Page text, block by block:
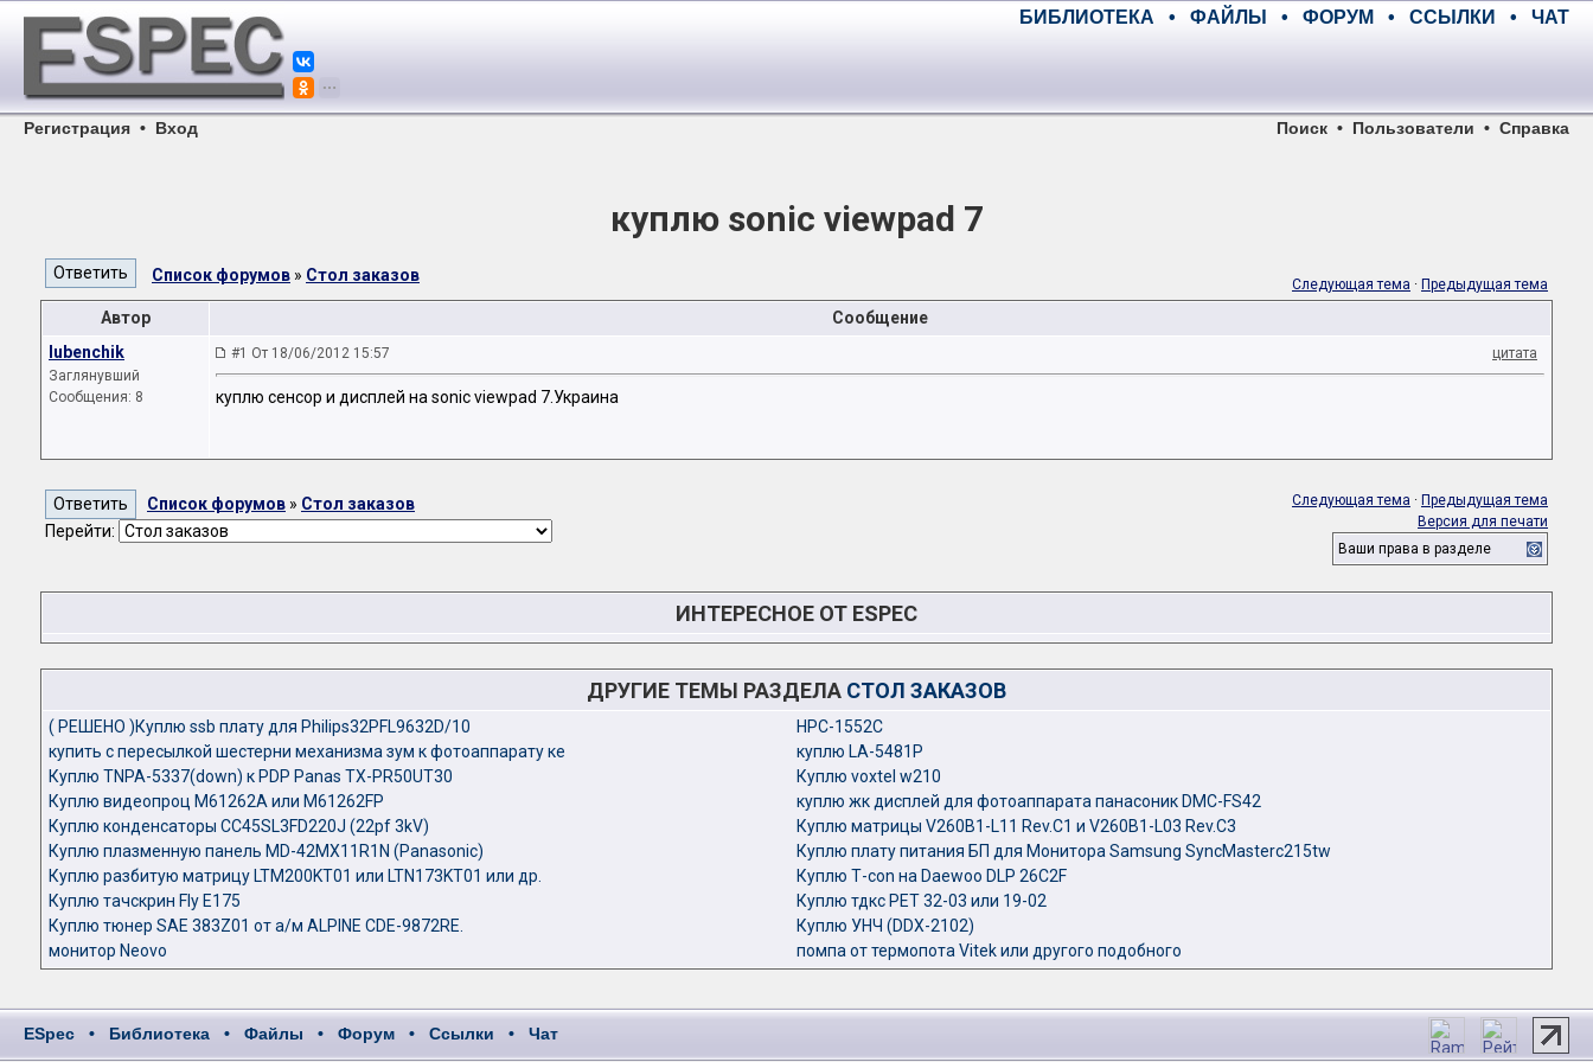
БИБЛИОТЕКА • ФАЙЛЫ • ФОРУМ • ССЫЛКИ • ЧАТ
Регистрация • Вход Поиск • Пользователи • Справка
куплю sonic viewpad 7
Список форумов » Стол заказов Следующая тема · Предыдущая тема
Автор
Сообщение
lubenchik
Заглянувший
Сообщения: 8
#1 От 18/06/2012 15:57 цитата
куплю сенсор и дисплей на sonic viewpad 7.Украина
Список форумов » Стол заказов
Перейти:
Следующая тема · Предыдущая тема
Версия для печати
Ваши права в разделе
ИНТЕРЕСНОЕ ОТ ESPEC
ДРУГИЕ ТЕМЫ РАЗДЕЛА СТОЛ ЗАКАЗОВ
( РЕШЕНО )Куплю ssb плату для Philips32PFL9632D/10
HPC-1552C
купить с пересылкой шестерни механизма зум к фотоаппарату ке
куплю LA-5481P
Куплю TNPA-5337(down) к PDP Panas TX-PR50UT30
Куплю voxtel w210
Куплю видеопроц M61262A или M61262FP
куплю жк дисплей для фотоаппарата панасоник DMC-FS42
Куплю конденсаторы CC45SL3FD220J (22pf 3kV)
Куплю матрицы V260B1-L11 Rev.C1 и V260B1-L03 Rev.C3
Куплю плазменную панель MD-42MX11R1N (Panasonic)
Куплю плату питания БП для Монитора Samsung SyncMasterc215tw
Куплю разбитую матрицу LTM200KT01 или LTN173KT01 или др.
Куплю Т-con на Daewoo DLP 26C2F
Куплю тачскрин Fly E175
Куплю тдкс РЕТ 32-03 или 19-02
Куплю тюнер SAE 383Z01 от а/м ALPINE CDE-9872RE.
Куплю УНЧ (DDX-2102)
монитор Neovo
помпа от термопота Vitek или другого подобного
ESpec • Библиотека • Файлы • Форум • Ссылки • Чат